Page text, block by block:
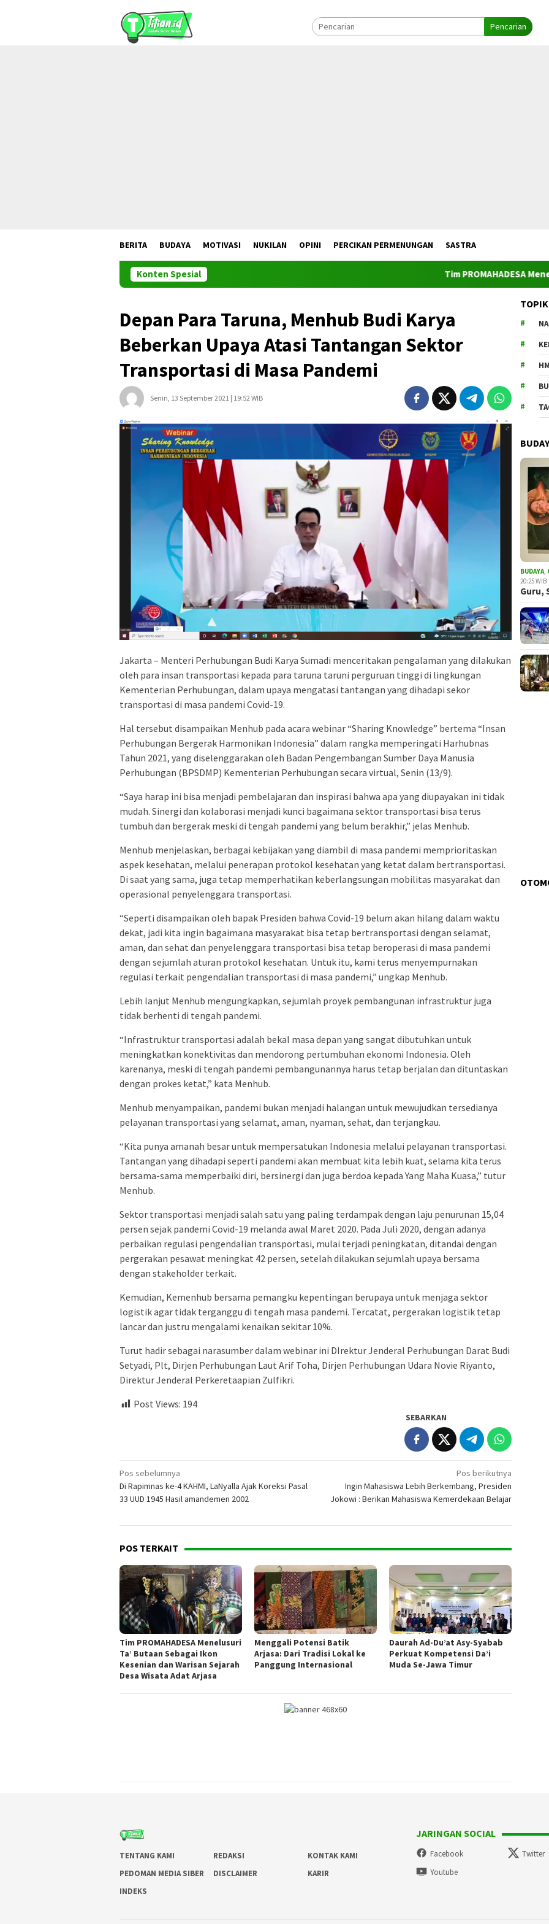
Pencarian
BERITA BUDAYA MOTIVASI NUKILAN OPINI PERCIKAN PERMENUNGAN SASTRA
Konten Spesial Tim PROMAHADESA Menelusuri
Depan Para Taruna, Menhub Budi Karya
Beberkan Upaya Atasi Tantangan Sektor
Transportasi di Masa Pandemi
Senin, 13 September 2021 | 19:52 WIB
Jakarta – Menteri Perhubungan Budi Karya Sumadi menceritakan pengalaman yang dilakukan
oleh para insan transportasi kepada para taruna taruni perguruan tinggi di lingkungan
Kementerian Perhubungan, dalam upaya mengatasi tantangan yang dihadapi sekor
transportasi di masa pandemi Covid-19.
Hal tersebut disampaikan Menhub pada acara webinar “Sharing Knowledge” bertema “Insan
Perhubungan Bergerak Harmonikan Indonesia” dalam rangka memperingati Harhubnas
Tahun 2021, yang diselenggarakan oleh Badan Pengembangan Sumber Daya Manusia
Perhubungan (BPSDMP) Kementerian Perhubungan secara virtual, Senin (13/9).
“Saya harap ini bisa menjadi pembelajaran dan inspirasi bahwa apa yang diupayakan ini tidak
mudah. Sinergi dan kolaborasi menjadi kunci bagaimana sektor transportasi bisa terus
tumbuh dan bergerak meski di tengah pandemi yang belum berakhir,” jelas Menhub.
Menhub menjelaskan, berbagai kebijakan yang diambil di masa pandemi memprioritaskan
aspek kesehatan, melalui penerapan protokol kesehatan yang ketat dalam bertransportasi.
Di saat yang sama, juga tetap memperhatikan keberlangsungan mobilitas masyarakat dan
operasional penyelenggara transportasi.
“Seperti disampaikan oleh bapak Presiden bahwa Covid-19 belum akan hilang dalam waktu
dekat, jadi kita ingin bagaimana masyarakat bisa tetap bertransportasi dengan selamat,
aman, dan sehat dan penyelenggara transportasi bisa tetap beroperasi di masa pandemi
dengan sejumlah aturan protokol kesehatan. Untuk itu, kami terus menyempurnakan
regulasi terkait pengendalian transportasi di masa pandemi,” ungkap Menhub.
Lebih lanjut Menhub mengungkapkan, sejumlah proyek pembangunan infrastruktur juga
tidak berhenti di tengah pandemi.
“Infrastruktur transportasi adalah bekal masa depan yang sangat dibutuhkan untuk
meningkatkan konektivitas dan mendorong pertumbuhan ekonomi Indonesia. Oleh
karenanya, meski di tengah pandemi pembangunannya harus tetap berjalan dan dituntaskan
dengan prokes ketat,” kata Menhub.
Menhub menyampaikan, pandemi bukan menjadi halangan untuk mewujudkan tersedianya
pelayanan transportasi yang selamat, aman, nyaman, sehat, dan terjangkau.
“Kita punya amanah besar untuk mempersatukan Indonesia melalui pelayanan transportasi.
Tantangan yang dihadapi seperti pandemi akan membuat kita lebih kuat, selama kita terus
bersama-sama memperbaiki diri, bersinergi dan juga berdoa kepada Yang Maha Kuasa,” tutur
Menhub.
Sektor transportasi menjadi salah satu yang paling terdampak dengan laju penurunan 15,04
persen sejak pandemi Covid-19 melanda awal Maret 2020. Pada Juli 2020, dengan adanya
perbaikan regulasi pengendalian transportasi, mulai terjadi peningkatan, ditandai dengan
pergerakan pesawat meningkat 42 persen, setelah dilakukan sejumlah upaya bersama
dengan stakeholder terkait.
Kemudian, Kemenhub bersama pemangku kepentingan berupaya untuk menjaga sektor
logistik agar tidak terganggu di tengah masa pandemi. Tercatat, pergerakan logistik tetap
lancar dan justru mengalami kenaikan sekitar 10%.
Turut hadir sebagai narasumber dalam webinar ini DIrektur Jenderal Perhubungan Darat Budi
Setyadi, Plt, Dirjen Perhubungan Laut Arif Toha, Dirjen Perhubungan Udara Novie Riyanto,
Direktur Jenderal Perkeretaapian Zulfikri.
Post Views: 194
SEBARKAN
Navigasi
pos
Pos sebelumnya
Di Rapimnas ke-4 KAHMI, LaNyalla Ajak Koreksi Pasal
33 UUD 1945 Hasil amandemen 2002
Pos berikutnya
Ingin Mahasiswa Lebih Berkembang, Presiden
Jokowi : Berikan Mahasiswa Kemerdekaan Belajar
POS TERKAIT
Tim PROMAHADESA Menelusuri
Ta’ Butaan Sebagai Ikon
Kesenian dan Warisan Sejarah
Desa Wisata Adat Arjasa
Menggali Potensi Batik
Arjasa: Dari Tradisi Lokal ke
Panggung Internasional
Daurah Ad-Du’at Asy-Syabab
Perkuat Kompetensi Da’i
Muda Se-Jawa Timur
BUDAYA
20:25 WIB
Guru,
TENTANG KAMI REDAKSI
KONTAK KAMI
PEDOMAN MEDIA SIBER
DISCLAIMER
KARIR
INDEKS
JARINGAN SOCIAL
Facebook
Twitter
Youtube